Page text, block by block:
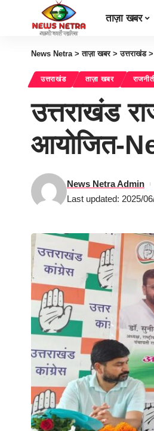
ताज़ा खबर
News Netra>ताज़ा खबर>उत्तराखंड>
उत्तराखंड ताज़ा खबर
उत्तराखंड
आयोजित-
Last updated: 2025/
News Netra Admin